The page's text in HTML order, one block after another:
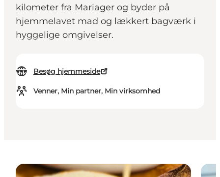
kilometer fra Mariager og byder på
hjemmelavet mad og lækkert bagværk i
hyggelige omgivelser.
Besøg hjemmeside
Venner, Min partner, Min virksomhed